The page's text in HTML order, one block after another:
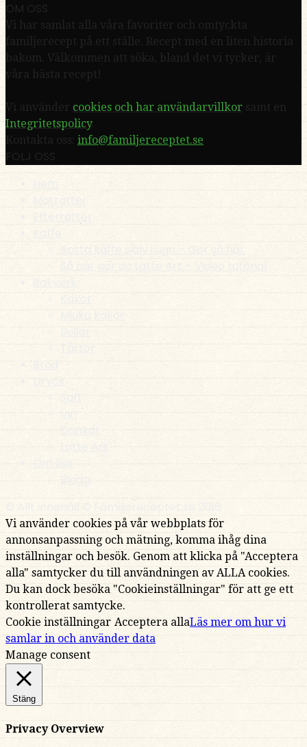
OM OSS
Vi har samlat alla våra favoriter och omtyckta
familjerecept på ett ställe. Recept med en liten historia
bakom. Välkommen att söka, bland det vi tycker, är
våra bästa recept!
Vi använder cookies och har användarvillkor samt en
Integritetspolicy.
Kontakta oss: info@familjereceptet.se
FÖLJ OSS
Vi använder cookies på vår webbplats för
annonsanpassning och mätning, komma ihåg dina
inställningar och besök. Genom att klicka på "Acceptera
alla" samtycker du till användningen av ALLA cookies.
Du kan dock besöka "Cookieinställningar" för att ge ett
kontrollerat samtycke.
Cookie inställningar Acceptera allaLäs mer om hur vi
samlar in och använder data
Manage consent
Stäng
Privacy Overview